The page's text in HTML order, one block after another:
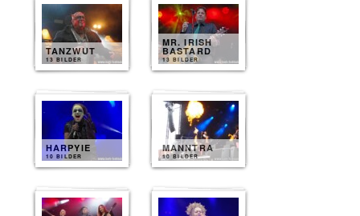
TANZWUT
13 BILDER
MR. IRISH
BASTARD
13 BILDER
HARPYIE
10 BILDER
MANNTRA
10 BILDER